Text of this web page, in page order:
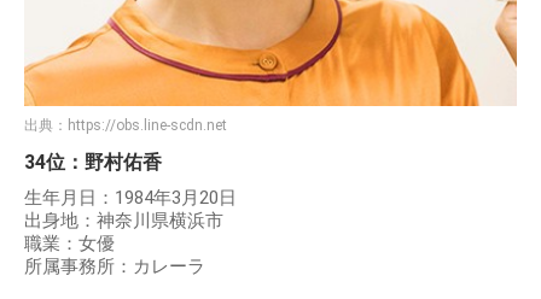
出典： https://obs.line-scdn.net
34位：野村佑香
生年月日：1984年3月20日
出身地：神奈川県横浜市
職業：女優
所属事務所：カレーラ